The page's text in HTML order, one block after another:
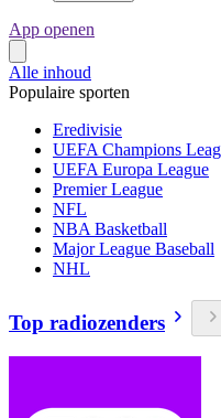
App openen
Alle inhoud
Populaire sporten
Eredivisie
UEFA Champions
UEFA Europa League
Premier League
NFL
NBA Basketball
Major League Baseball
NHL
Top radiozenders